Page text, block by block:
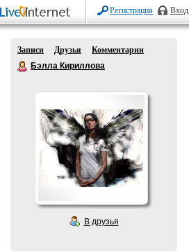
Регистрация Вход
Записи Друзья
Комментарии
Бэлла Кириллова
В друзья